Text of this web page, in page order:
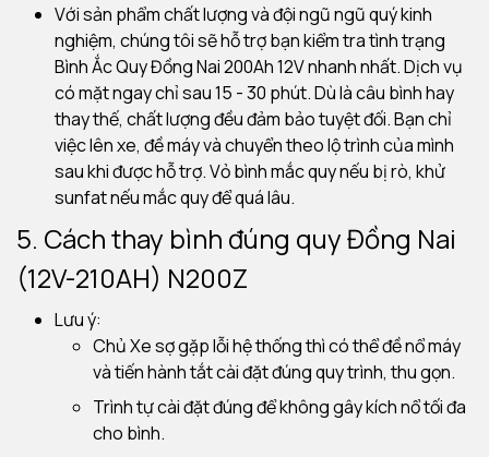
Với sản phẩm chất lượng và đội ngũ ngũ quý kinh
nghiệm, chúng tôi sẽ hỗ trợ bạn kiểm tra tình trạng
Bình Ắc Quy Đồng Nai 200Ah 12V nhanh nhất.Dịch vụ
có mặt ngay chỉ sau 15 - 30 phút.Dù là câu bình hay
thay thế, chất lượng đều đảm bảo tuyệt đối.Bạn chỉ
việc lên xe, đề máy và chuyển theo lộ trình của mình
sau khi được hỗ trợ.Vỏ bình mắc quy nếu bị rò, khử
sunfat nếu mắc quy để quá lâu.
5. Cách thay bình đúng quy Đồng Nai
(12V-210AH) N200Z
Lưu ý:
Chủ Xe sợ gặp lỗi hệ thống thì có thể đề nổ máy
và tiến hành tắt cài đặt đúng quy trình, thu gọn.
Trình tự cài đặt đúng để không gây kích nổ tối đa
cho bình.